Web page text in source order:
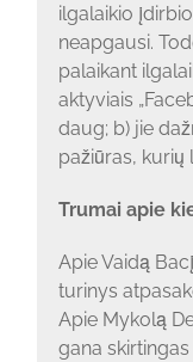
ilgalaikio
neapgausi.
palaikant
aktyviais
daug; b) jie
pažiūras, kurių
Trumai apie
Apie Vaidą
turinys
Apie Mykolą
gana